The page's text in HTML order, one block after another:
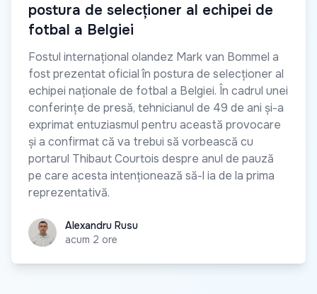
postura de selecționer al echipei de
fotbal a Belgiei
Fostul internațional olandez Mark van Bommel a
fost prezentat oficial în postura de selecționer al
echipei naționale de fotbal a Belgiei. În cadrul unei
conferințe de presă, tehnicianul de 49 de ani și-a
exprimat entuziasmul pentru această provocare
și a confirmat că va trebui să vorbească cu
portarul Thibaut Courtois despre anul de pauză
pe care acesta intenționează să-l ia de la prima
reprezentativă.
Alexandru Rusu
Alexandru Rusu
acum 2 ore